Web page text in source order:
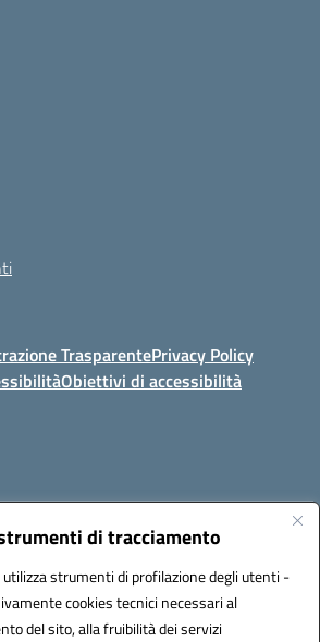
di tracciamento
strumenti di profilazione degli utenti -
cookies tecnici necessari al
del sito, alla fruibilità dei servizi
TrasparentePrivacy Policy
Obiettivi di accessibilità
– 81020 Casapulla (CE)
(PEC):ceic82800v@pec.istruzione.it